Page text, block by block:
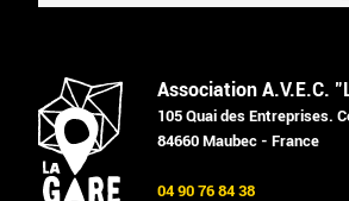
Association A.V.E.C.
105 Quai des Entreprises.
84660 Maubec - France
04 90 76 84 38